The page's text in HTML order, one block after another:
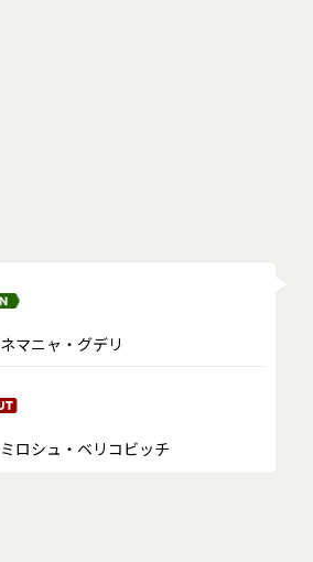
ネマニャ・グデリ
ミロシュ・ベリコビッチ